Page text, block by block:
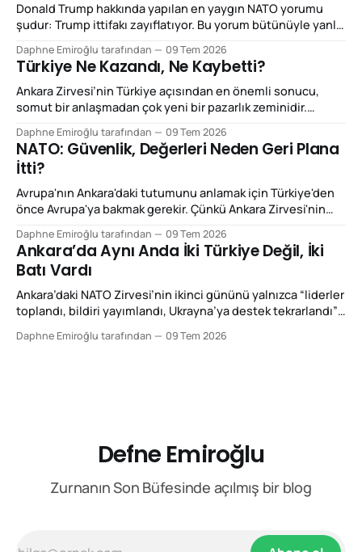
Donald Trump hakkında yapılan en yaygın NATO yorumu
şudur: Trump ittifakı zayıflatıyor. Bu yorum bütünüyle yanlış
Çünkü Trump'ın yaptığı şey NATO'yu dağıtmaktan çok,
NATO'nun çalışma mantığını yeniden fiyatlandırmak.
Beğenilsin ya da beğenilmesin, bu
Daphne Emiroğlu tarafından 09 Tem 2026
Türkiye Ne Kazandı, Ne Kaybetti?
Ankara Zirvesi’nin Türkiye açısından en önemli sonucu,
somut bir anlaşmadan çok yeni bir pazarlık zeminidir.
kenarında duran ya da yalnızca coğrafi konumuyla önem
kazanan ülke görüntüsünden uzaklaşmaya çalıştı.
Ankara’nın vermek istediği mesaj daha netti: Eğer Avrupa
gerçekten daha fazla savunma
Daphne Emiroğlu tarafından 09 Tem 2026
NATO: Güvenlik, Değerleri Neden Geri Plana
İtti?
Avrupa'nın Ankara'daki tutumunu anlamak için Türkiye'den
önce Avrupa'ya bakmak gerekir. Çünkü Ankara Zirvesi'nin
değişiminden çok Avrupa'nın değişimini anlatıyordu. Yirmi
yıl önce böyle bir zirve düzenlenseydi, Avrupa'nın ilk
gündemi büyük
Daphne Emiroğlu tarafından 09 Tem 2026
Ankara’da Aynı Anda İki Türkiye Değil, İki
Batı Vardı
Ankara’daki NATO Zirvesi’nin ikinci gününü yalnızca “liderler
toplandı, bildiri yayımlandı, Ukrayna’ya destek tekrarlandı”
Çünkü 8 Temmuz 2026’da Ankara’da ilginç bir şey oldu: Aynı
Daphne Emiroğlu tarafından 09 Tem 2026
Defne Emiroğlu
Zurnanın Son Büfesinde açılmış bir blog